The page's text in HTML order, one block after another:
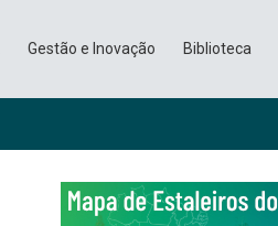
Gestão e Inovação Biblioteca